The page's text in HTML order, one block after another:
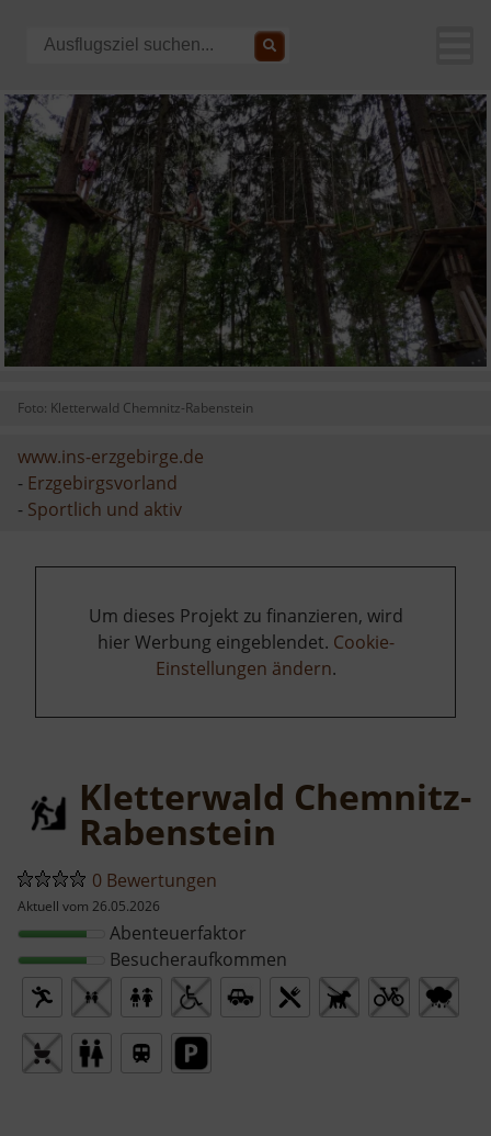
Foto: Kletterwald Chemnitz-Rabenstein
www.ins-erzgebirge.de
- Erzgebirgsvorland
- Sportlich und aktiv
Um dieses Projekt zu finanzieren, wird
hier Werbung eingeblendet. Cookie-
Einstellungen ändern.
Kletterwald Chemnitz-
Rabenstein
0 Bewertungen
Aktuell vom 26.05.2026
Abenteuerfaktor
Besucheraufkommen